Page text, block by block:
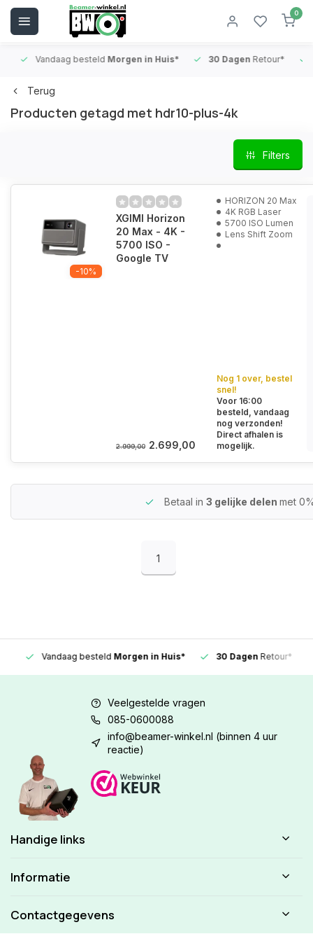
0
Vandaag besteldMorgen in Huis* 30 DagenRetour*
Terug
Producten getagd met hdr10-plus-4k
Filters
-10%
XGIMI Horizon
20 Max - 4K -
5700 ISO -
Google TV
2.999,00 2.699,00
HORIZON 20 Max
4K RGB Laser
5700 ISO Lumen
Lens Shift Zoom
Nog 1 over, bestel
snel!
Voor 16:00
besteld, vandaag
nog verzonden!
Direct afhalen is
mogelijk.
Betaal in 3 gelijke delen met
1
Vandaag besteldMorgen in Huis* 30 DagenRetour*
Veelgestelde vragen
085-0600088
info@beamer-winkel.nl (binnen 4 uur
reactie)
Handige links
Informatie
Contactgegevens